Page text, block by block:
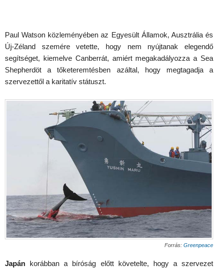
Paul Watson közleményében az Egyesült Államok, Ausztrália és
Új-Zéland szemére vetette, hogy nem nyújtanak elegendő
segítséget, kiemelve Canberrát, amiért megakadályozza a Sea
Shepherdöt a tőketeremtésben azáltal, hogy megtagadja a
szervezettől a karitatív státuszt.
Forrás: Greenpeace
Japán korábban a bíróság előtt követelte, hogy a szervezet